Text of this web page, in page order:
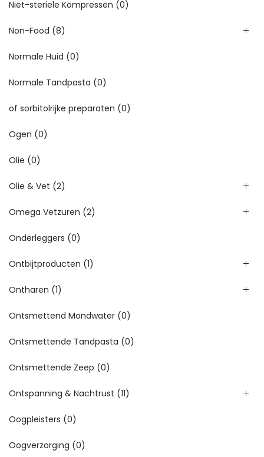
Niet-steriele Kompressen (0)
Non-Food (8)
Normale Huid (0)
Normale Tandpasta (0)
of sorbitolrijke preparaten (0)
Ogen (0)
Olie (0)
Olie & Vet (2)
Omega Vetzuren (2)
Onderleggers (0)
Ontbijtproducten (1)
Ontharen (1)
Ontsmettend Mondwater (0)
Ontsmettende Tandpasta (0)
Ontsmettende Zeep (0)
Ontspanning & Nachtrust (11)
Oogpleisters (0)
Oogverzorging (0)